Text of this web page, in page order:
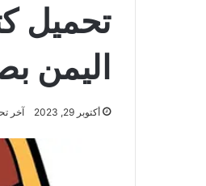
تحميل
اليمن
أكتوبر 29, 2023 آخر